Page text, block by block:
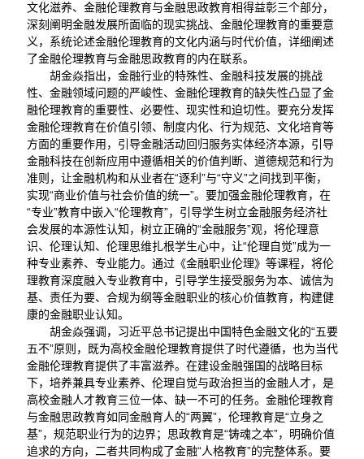
文化滋养、金融伦理教育与金融思政教育相得益彰三个部分，
深刻阐明金融发展所面临的现实挑战、金融伦理教育的重要意
义，系统论述金融伦理教育的文化内涵与时代价值，详细阐述
了金融伦理教育与金融思政教育的内在联系。
胡金焱指出，金融行业的特殊性、金融科技发展的挑战
性、金融领域问题的严峻性、金融伦理教育的缺失性凸显了金
融伦理教育的重要性、必要性、现实性和迫切性。要充分发挥
金融伦理教育在价值引领、制度内化、行为规范、文化培育等
方面的重要作用，引导金融活动回归服务实体经济本源，引导
金融科技在创新应用中遵循相关的价值判断、道德规范和行为
准则，让金融机构和从业者在“逐利”与“守义”之间找到平衡，
实现“商业价值与社会价值的统一”。要加强金融伦理教育，在
“专业”教育中嵌入“伦理教育”，引导学生树立金融服务经济社
会发展的本源性认知，树立正确的“金融服务”观，将伦理意
识、伦理认知、伦理思维扎根学生心中，让“伦理自觉”成为一
种专业素养、专业能力。通过《金融职业伦理》等课程，将伦
理教育深度融入专业教育中，引导学生接受服务为本、诚信为
基、责任为要、合规为纲等金融职业的核心价值教育，构建健
康的金融职业认知。
胡金焱强调，习近平总书记提出中国特色金融文化的“五要
五不”原则，既为高校金融伦理教育提供了时代遵循，也为当代
金融伦理教育提供了丰富滋养。在建设金融强国的战略目标
下，培养兼具专业素养、伦理自觉与政治担当的金融人才，是
高校金融人才教育三位一体、缺一不可的任务。金融伦理教育
与金融思政教育如同金融育人的“两翼”，伦理教育是“立身之
基”，规范职业行为的边界；思政教育是“铸魂之本”，明确价值
追求的方向，二者共同构成了金融“人格教育”的完整体系。要